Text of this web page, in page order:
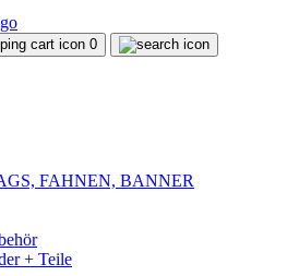
0
FAHNEN, BANNER
+ Teile